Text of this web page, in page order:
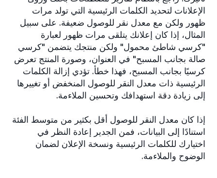
الإعلانات لتحديد الكلمات الرئيسية التي تولد مرات
ظهور ولكن مع معدل نقر للوصول ضعيفة. على سبيل
المثال، إذا كان إعلانك يتلقى مرات ظهور لعبارة
"كرسي شاطئ محمول" ولكن منتجك يتضمن "كرسي
صالة بجانب المسبح" في العنوان، وصورة المنتج تعرض
كرسيًا بجانب المسبح، فهذا خطأ. تؤدي إزالة الكلمات
الرئيسية ذات معدل النقر للوصول المنخفض أو تغييرها
إلى زيادة دقة استهدافك وتحسين الملاءمة.
إذا كان معدل النقر للوصول أقل بكثير من متوسط الفئة
استنادًا إلى البيانات، فمن الجدير إعادة النظر في
اختيارك للكلمات الرئيسية ونسخة الإعلان لضمان
الوضوح والملاءمة.